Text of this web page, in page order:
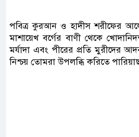
পবিত্র কুরআন ও হাদীস শরীফের
মাশায়েখ বর্গের বাণী থেকে
মর্যাদা এবং পীরের প্রতি মুরীদের
নিশ্চয় তোমরা উপলব্ধি করিতে